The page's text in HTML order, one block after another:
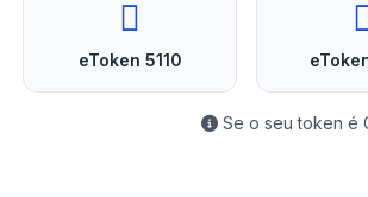
eToken 5110
Se o seu token é